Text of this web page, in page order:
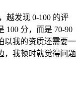
越发现 0-100 的评
100 分，而是 70-90
以我的资质还需要一
，我顿时就觉得问题